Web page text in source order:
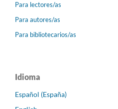
Para lectores/as
Para autores/as
Para bibliotecarios/as
Idioma
Español (España)